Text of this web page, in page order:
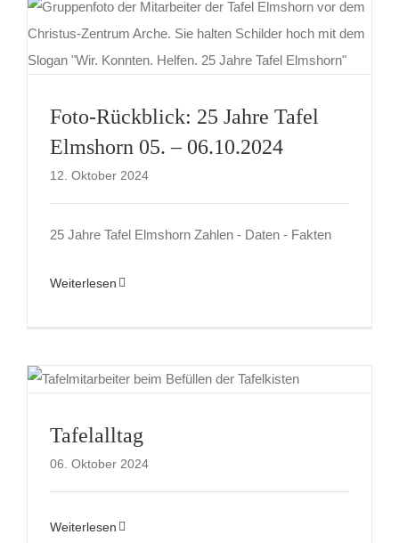
Foto-Rückblick: 25 Jahre Tafel
Elmshorn 05. – 06.10.2024
12. Oktober 2024
25 Jahre Tafel Elmshorn Zahlen - Daten - Fakten
Weiterlesen
Tafelalltag
06. Oktober 2024
Weiterlesen